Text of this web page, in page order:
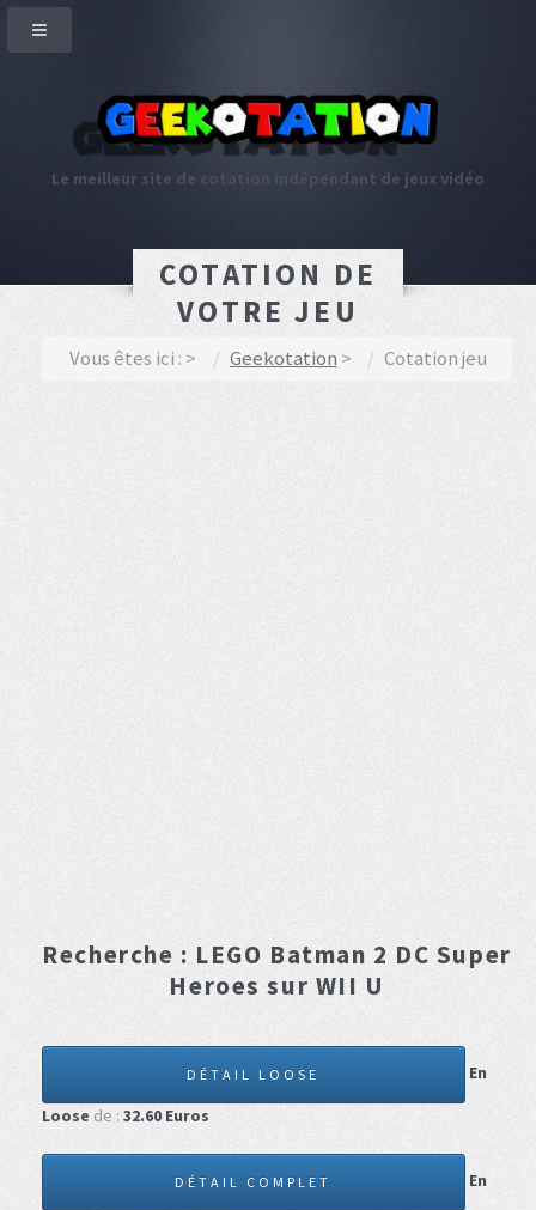
Le meilleur site de cotation indépendant de jeux vidéo
COTATION DE
VOTRE JEU
Vous êtes ici : Geekotation Cotation jeu
Recherche : LEGO Batman 2 DC Super
Heroes sur WII U
DÉTAIL LOOSE
En
Loose de : 32.60 Euros
DÉTAIL COMPLET
En